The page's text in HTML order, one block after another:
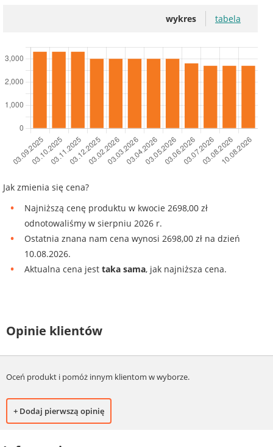
wykres tabela
Jak zmienia się cena?
Najniższą cenę produktu w kwocie 2698,00 zł
odnotowaliśmy w sierpniu 2026 r.
Ostatnia znana nam cena wynosi 2698,00 zł na dzień
10.08.2026.
Aktualna cena jest taka sama, jak najniższa cena.
Opinie klientów
Oceń produkt i pomóż innym klientom w wyborze.
+ Dodaj pierwszą opinię